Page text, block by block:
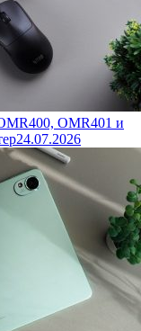
OMR401 и
24.07.2026